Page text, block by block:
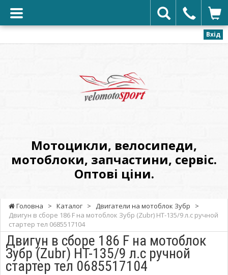
Вхід
Оптові
ціни.
Мотоцикли, велосипеди,
мотоблоки, запчастини, сервіс.
Оптові ціни.
Головна > Каталог > Двигатели на мотоблок Зубр
>
Двигун в сборе 186 F на мотоблок Зубр (Zubr) НТ-135/9 л.с ручной
стартер тел 0685517104
Двигун в сборе 186 F на мотоблок
Зубр (Zubr) НТ-135/9 л.с ручной
стартер тел 0685517104